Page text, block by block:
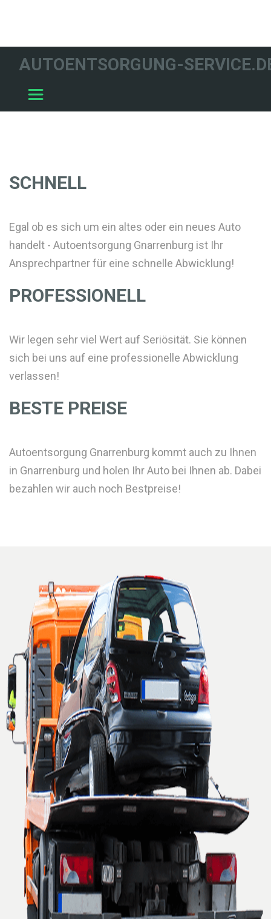
AUTOENTSORGUNG-
SCHNELL
Egal ob es sich um ein altes oder ein neues Auto
handelt - Autoentsorgung Gnarrenburg ist Ihr
Ansprechpartner für eine schnelle Abwicklung!
PROFESSIONELL
Wir legen sehr viel Wert auf Seriösität. Sie können
sich bei uns auf eine professionelle Abwicklung
verlassen!
BESTE PREISE
Autoentsorgung Gnarrenburg kommt auch zu Ihnen
in Gnarrenburg und holen Ihr Auto bei Ihnen ab. Dabei
bezahlen wir auch noch Bestpreise!